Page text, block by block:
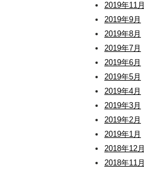
2019年11月
2019年9月
2019年8月
2019年7月
2019年6月
2019年5月
2019年4月
2019年3月
2019年2月
2019年1月
2018年12月
2018年11月